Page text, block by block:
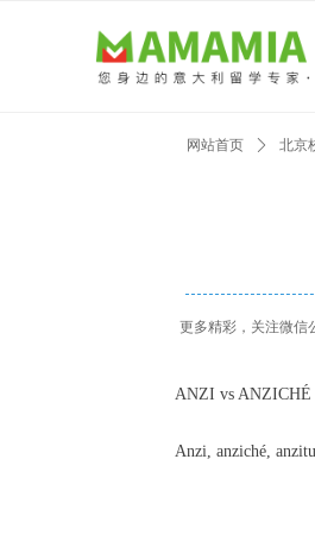
网站首页 ꄲ 北京
ANZI vs
Anzi, anziché,
更多精彩，关注微信